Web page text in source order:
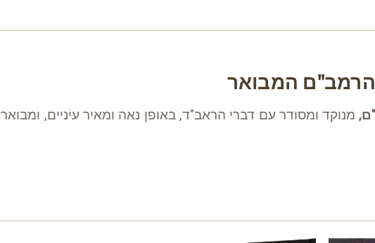
המבואר
מנוקד ומסודר עם דברי הראב"ד, באופן נאה ומאיר עיניים, ומבואר